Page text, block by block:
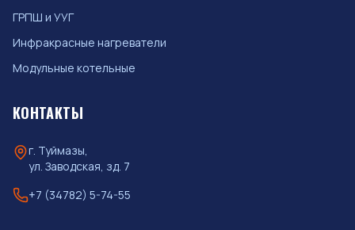
ГРПШ и УУГ
Инфракрасные нагреватели
Модульные котельные
КОНТАКТЫ
г. Туймазы,
ул. Заводская, зд. 7
+7 (34782) 5-74-55